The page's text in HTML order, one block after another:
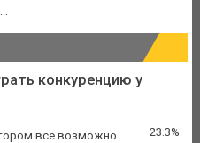
конкуренцию у
все возможно 23.3%